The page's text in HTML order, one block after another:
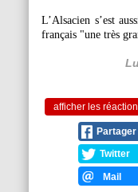
L’Alsacien s’est
français "une très
afficher les
Partager
Twitter
Mail